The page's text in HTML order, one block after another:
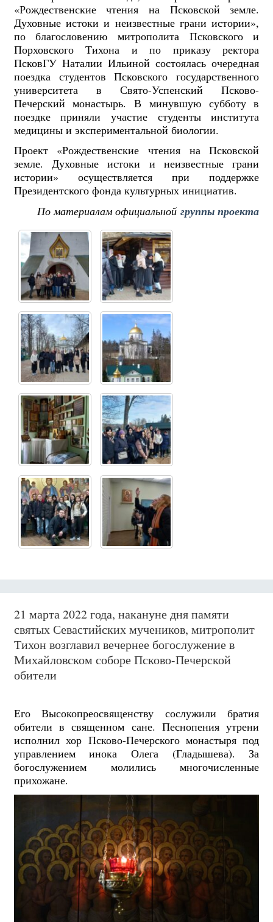
«Рождественские чтения на Псковской земле.
Духовные истоки и неизвестные грани истории»,
по благословению митрополита Псковского и
Порховского Тихона и по приказу ректора
ПсковГУ Наталии Ильиной состоялась очередная
поездка студентов Псковского государственного
университета в Свято-Успенский Псково-
Печерский монастырь. В минувшую субботу в
поездке приняли участие студенты института
медицины и экспериментальной биологии.
Проект «Рождественские чтения на Псковской
земле. Духовные истоки и неизвестные грани
истории» осуществляется при поддержке
Президентского фонда культурных инициатив.
По материалам официальнойгруппы проекта
21 марта 2022 года, накануне дня памяти
святых Севастийских мучеников, митрополит
Тихон возглавил вечернее богослужение в
Михайловском соборе Псково-Печерской
обители
Его Высокопреосвященству сослужили братия
обители в священном сане. Песнопения утрени
исполнил хор Псково-Печерского монастыря под
управлением инока Олега (Гладышева). За
богослужением молились многочисленные
прихожане.